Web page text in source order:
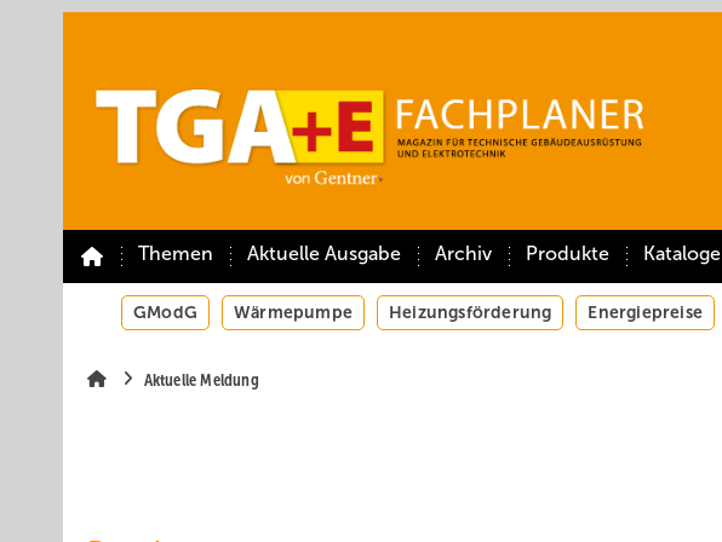
Themen Aktuelle Ausgabe Archiv Produkte Kataloge
GModG Wärmepumpe Heizungsförderung Energiepreise
Aktuelle Meldung